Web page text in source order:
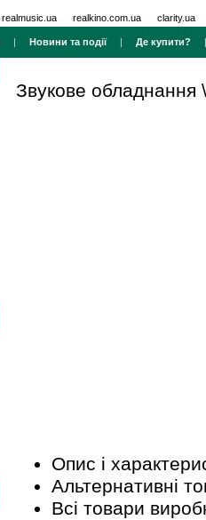
realmusic.ua realkino.com.ua clarity.ua
| Новини та події| Де купити?
Звукове обладнання
Опис і
Альтернативні
Всі товари